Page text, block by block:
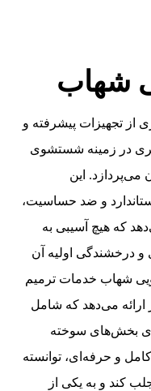
شهاب
از تجهیزات پیشرفته و
در زمینه شستشوی
می‌پردازد. این
و ضد حساسیت،
که هیچ آسیبی به
و درخشندگی اولیه آن
شهاب خدمات ترمیم
می‌دهد که شامل
بخش‌های سوخته
و حرفه‌ای، توانسته
کند و به یکی از